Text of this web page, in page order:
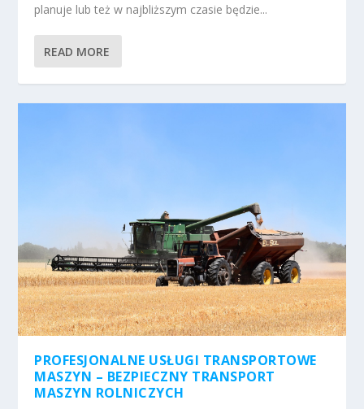
planuje lub też w najbliższym czasie będzie...
READ MORE
PROFESJONALNE USŁUGI TRANSPORTOWE
MASZYN – BEZPIECZNY TRANSPORT
MASZYN ROLNICZYCH